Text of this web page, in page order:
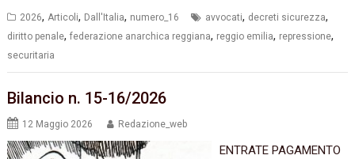
2026, Articoli, Dall'Italia, numero_16 avvocati, decreti sicurezza,
diritto penale,federazione anarchica reggiana, reggio emilia, repressione,
securitaria
Bilancio n. 15-16/2026
12 Maggio 2026 Redazione_web
ENTRATE PAGAMENTO